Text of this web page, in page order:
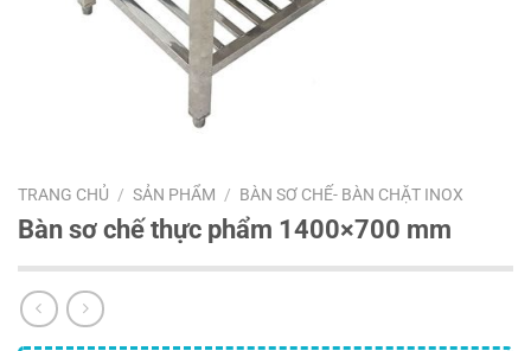
TRANG CHỦ / SẢN PHẨM / BÀN SƠ CHẾ- BÀN CHẶT INOX
Bàn sơ chế thực phẩm 1400×700 mm